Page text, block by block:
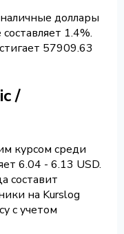
доллары
1.4%.
57909.63
/
курсом среди
6.04 - 6.13 USD.
составит
на Kurslog
с учетом